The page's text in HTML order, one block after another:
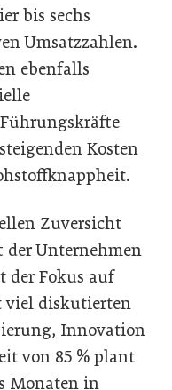
bis sechs
Umsatzzahlen.
ebenfalls
Kosten
Zuversicht
der Unternehmen
der Fokus auf
viel diskutierten
Innovation
von 85 % plant
Monaten in